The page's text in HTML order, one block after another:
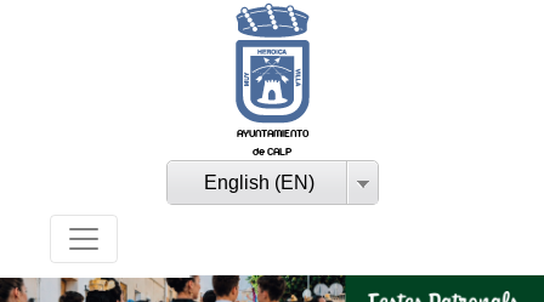
AYUNTAMIENTO
de CALP
English (EN)